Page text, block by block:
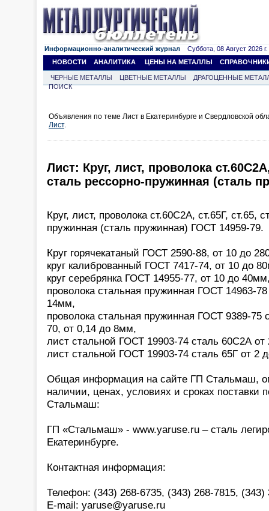
Информационно-аналитический журнал Суббота, 08 Август 2026 г.
НОВОСТИ
АНАЛИТИКА ЦЕНЫ НА МЕТАЛЛЫ
ЧЕРНЫЕ МЕТАЛЛЫ ЦВЕТНЫЕ МЕТАЛЛЫ
ДРАГОЦЕННЫЕ
ПОИСК
Объявления по теме Лист в Екатеринбурге и Свердловской
Лист.
Лист: Круг, лист, проволока
сталь рессорно-пружинная (сталь
Круг, лист, проволока ст.60С2А, ст.65Г, ст.65,
пружинная (сталь пружинная) ГОСТ 14959-79.
Круг горячекатаный ГОСТ 2590-88, от 10 до
круг калиброванный ГОСТ 7417-74, от 10 до
круг серебрянка ГОСТ 14955-77, от 10 до
проволока стальная пружинная ГОСТ 14963-
14мм,
проволока стальная пружинная ГОСТ 9389-75
70, от 0,14 до 8мм,
лист стальной ГОСТ 19903-74 сталь 60С2А
лист стальной ГОСТ 19903-74 сталь 65Г от 2
Общая информация на сайте ГП Стальмаш,
наличии, ценах, условиях и сроках поставки
Стальмаш:
ГП «Стальмаш» - www.yaruse.ru – сталь
Екатеринбурге.
Контактная информация:
Телефон: (343) 268-6735, (343) 268-7815, (343)
E-mail: yaruse@yaruse.ru